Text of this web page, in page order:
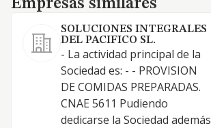
Empresas similares
SOLUCIONES INTEGRALES
DEL PACIFICO SL.
- La actividad principal de la
Sociedad es: - - PROVISION
DE COMIDAS PREPARADAS.
CNAE 5611 Pudiendo
dedicarse la Sociedad además